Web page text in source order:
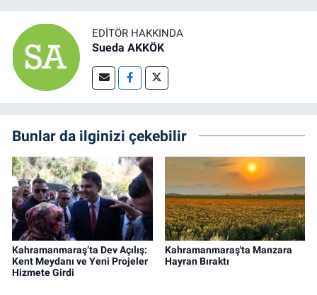
EDITÖR HAKKINDA
Sueda AKKÖK
Bunlar da ilginizi çekebilir
Kahramanmaraş’ta Dev Açılış:
Kent Meydanı ve Yeni Projeler
Hizmete Girdi
Kahramanmaraş'ta Manzara
Hayran Bıraktı